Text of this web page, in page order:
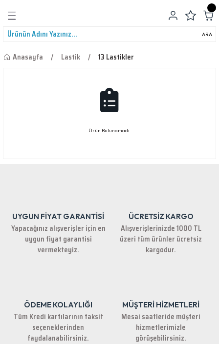
ARA
Anasayfa Lastik 13 Lastikler
Ürün Bulunamadı.
UYGUN FİYAT GARANTİSİ
Yapacağınız alışverişler için en
uygun fiyat garantisi
vermekteyiz.
ÜCRETSİZ KARGO
Alışverişlerinizde 1000 TL
üzeri tüm ürünler ücretsiz
kargodur.
ÖDEME KOLAYLIĞI
Tüm Kredi kartılarının taksit
seçeneklerinden
faydalanabilirsiniz.
MÜŞTERİ HİZMETLERİ
Mesai saatleride müşteri
hizmetlerimizle
görüşebilirsiniz.